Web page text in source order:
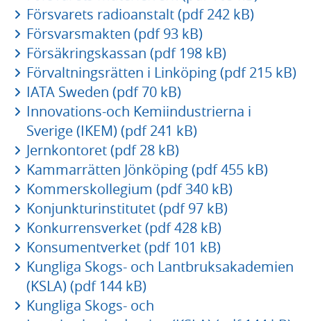
Försvarets radioanstalt (pdf 242 kB)
Försvarsmakten (pdf 93 kB)
Försäkringskassan (pdf 198 kB)
Förvaltningsrätten i Linköping (pdf 215 kB)
IATA Sweden (pdf 70 kB)
Innovations-och Kemiindustrierna i
Sverige (IKEM) (pdf 241 kB)
Jernkontoret (pdf 28 kB)
Kammarrätten Jönköping (pdf 455 kB)
Kommerskollegium (pdf 340 kB)
Konjunkturinstitutet (pdf 97 kB)
Konkurrensverket (pdf 428 kB)
Konsumentverket (pdf 101 kB)
Kungliga Skogs- och Lantbruksakademien
(KSLA) (pdf 144 kB)
Kungliga Skogs- och